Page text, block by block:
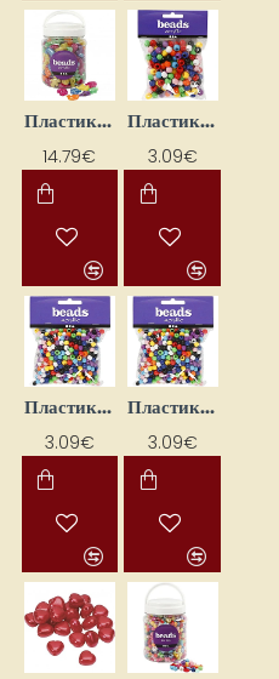
Пластиковые бусины - животные 700 мл
14.79€
Пластиковые бусины - цветные (D10 мм, 110 мл)
3.09€
Пластиковые бусины - цветные (D6 мм, 125 мл)
3.09€
Пластиковые бусины - цветные (D8 мм, 125 мл)
3.09€